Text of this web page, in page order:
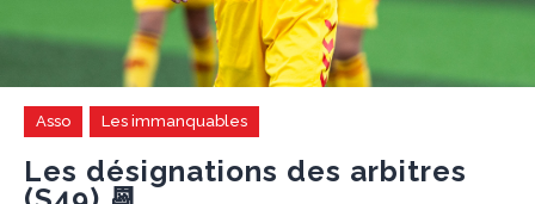
Asso Les immanquables
Les désignations des arbitres